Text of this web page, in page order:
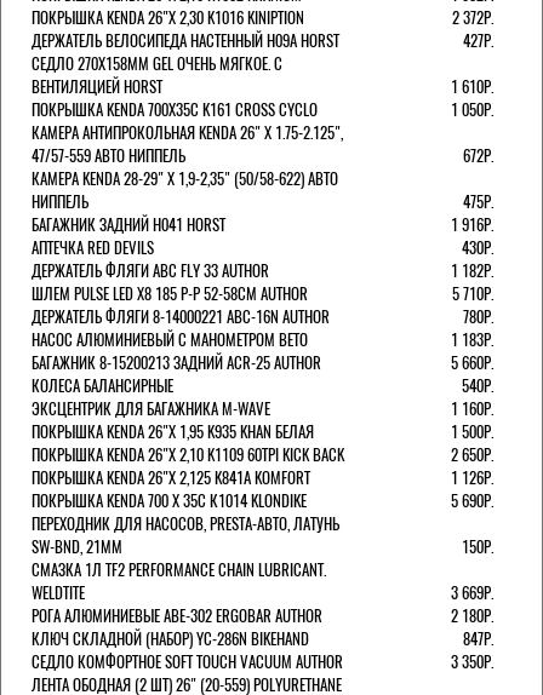
ПОКРЫШКА KENDA 26"Х 2,30 K1016 KINIPTION
2 372Р.
ДЕРЖАТЕЛЬ ВЕЛОСИПЕДА НАСТЕННЫЙ H09A HORST
427Р.
СЕДЛО 270Х158ММ GEL ОЧЕНЬ МЯГКОЕ. С
ВЕНТИЛЯЦИЕЙ HORST
1 610Р.
ПОКРЫШКА KENDA 700Х35С K161 CROSS CYCLO
1 050Р.
КАМЕРА АНТИПРОКОЛЬНАЯ KENDA 26" Х 1.75-2.125",
47/57-559 АВТО НИППЕЛЬ
672Р.
КАМЕРА KENDA 28-29" Х 1,9-2,35" (50/58-622) АВТО
НИППЕЛЬ
475Р.
БАГАЖНИК ЗАДНИЙ H041 HORST
1 916Р.
АПТЕЧКА RED DEVILS
430Р.
ДЕРЖАТЕЛЬ ФЛЯГИ АВС FLY 33 AUTHOR
1 182Р.
ШЛЕМ PULSE LED X8 185 Р-Р 52-58СМ AUTHOR
5 710Р.
ДЕРЖАТЕЛЬ ФЛЯГИ 8-14000221 ABC-16N AUTHOR
780Р.
НАСОС АЛЮМИНИЕВЫЙ С МАНОМЕТРОМ BETO
1 183Р.
БАГАЖНИК 8-15200213 ЗАДНИЙ ACR-25 AUTHOR
5 660Р.
КОЛЕСА БАЛАНСИРНЫЕ
540Р.
ЭКСЦЕНТРИК ДЛЯ БАГАЖНИКА M-WAVE
1 160Р.
ПОКРЫШКА KENDA 26"Х 1,95 K935 KHAN БЕЛАЯ
1 500Р.
ПОКРЫШКА KENDA 26"Х 2,10 K1109 60TPI KICK BACK
2 650Р.
ПОКРЫШКА KENDA 26"Х 2,125 K841A KOMFORT
1 126Р.
ПОКРЫШКА KENDA 700 Х 35С К1014 KLONDIKE
5 690Р.
ПЕРЕХОДНИК ДЛЯ НАСОСОВ, PRESTA-АВТО, ЛАТУНЬ
SW-BND, 21ММ
150Р.
СМАЗКА 1Л TF2 PERFORMANCE CHAIN LUBRICANT.
WELDTITE
3 669Р.
РОГА АЛЮМИНИЕВЫЕ ABE-302 ERGOBAR AUTHOR
2 180Р.
КЛЮЧ СКЛАДНОЙ (НАБОР) YC-286N BIKEHAND
847Р.
СЕДЛО КОМФОРТНОЕ SOFT TOUCH VACUUM AUTHOR
3 350Р.
ЛЕНТА ОБОДНАЯ (2 ШТ) 26" (20-559) POLYURETHANE